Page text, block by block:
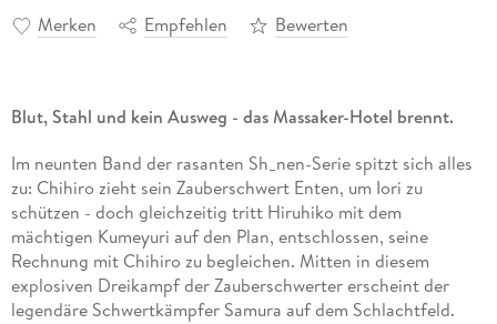
Merken Empfehlen Bewerten
Blut, Stahl und kein Ausweg - das Massaker-Hotel brennt.
Im neunten Band der rasanten Sh_nen-Serie spitzt sich alles
zu: Chihiro zieht sein Zauberschwert Enten, um Iori zu
schützen - doch gleichzeitig tritt Hiruhiko mit dem
mächtigen Kumeyuri auf den Plan, entschlossen, seine
Rechnung mit Chihiro zu begleichen. Mitten in diesem
explosiven Dreikampf der Zauberschwerter erscheint der
legendäre Schwertkämpfer Samura auf dem Schlachtfeld.